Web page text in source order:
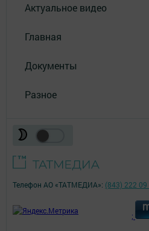
Актуальное видео
Главная
Документы
Разное
Телефон АО «ТАТМЕДИА»: (843) 222 09
;